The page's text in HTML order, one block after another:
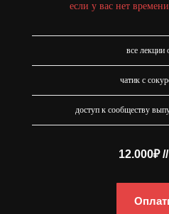
если у вас нет
все лекции
чатик с
доступ к сообществу
12.000₽